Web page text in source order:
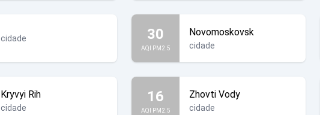
cidade 30
AQI PM2.5
Novomoskovsk
cidade
Kryvyi Rih
cidade
16
AQI PM2.5
Zhovti Vody
cidade